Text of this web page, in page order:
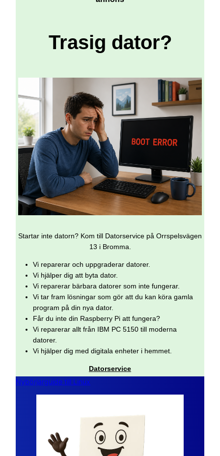
Trasig dator?
Startar inte datorn? Kom till Datorservice på Orrspelsvägen
13 i Bromma.
Vi reparerar och uppgraderar datorer.
Vi hjälper dig att byta dator.
Vi reparerar bärbara datorer som inte fungerar.
Vi tar fram lösningar som gör att du kan köra gamla
program på din nya dator.
Får du inte din Raspberry Pi att fungera?
Vi reparerar allt från IBM PC 5150 till moderna
datorer.
Vi hjälper dig med digitala enheter i hemmet.
Datorservice
Nybörjarguide till Linux